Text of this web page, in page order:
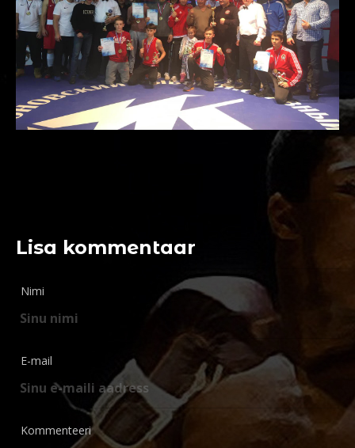
Lisa kommentaar
Nimi
E-mail
Kommenteeri